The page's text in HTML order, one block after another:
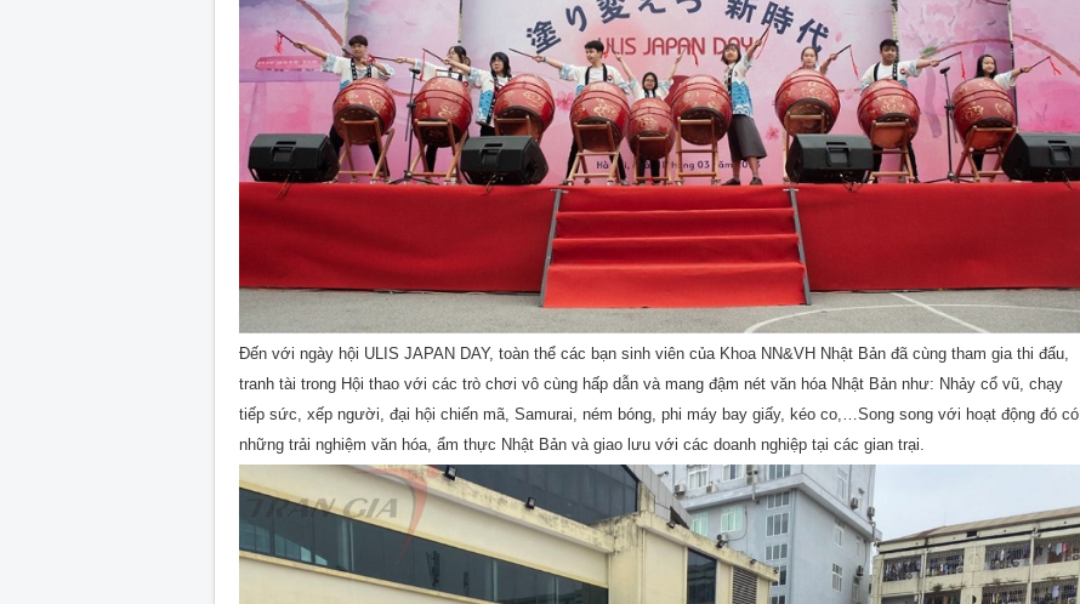
Đến với ngày hội ULIS JAPAN DAY, toàn thể các bạn sinh viên của Khoa NN&VH Nhật Bản đã cùng tham gia thi đấu,
tranh tài trong Hội thao với các trò chơi vô cùng hấp dẫn và mang đậm nét văn hóa Nhật Bản như: Nhảy cổ vũ, chạy
tiếp sức, xếp người, đại hội chiến mã, Samurai, ném bóng, phi máy bay giấy, kéo co,…Song song với hoạt động đó có
những trải nghiệm văn hóa, ẩm thực Nhật Bản và giao lưu với các doanh nghiệp tại các gian trại.